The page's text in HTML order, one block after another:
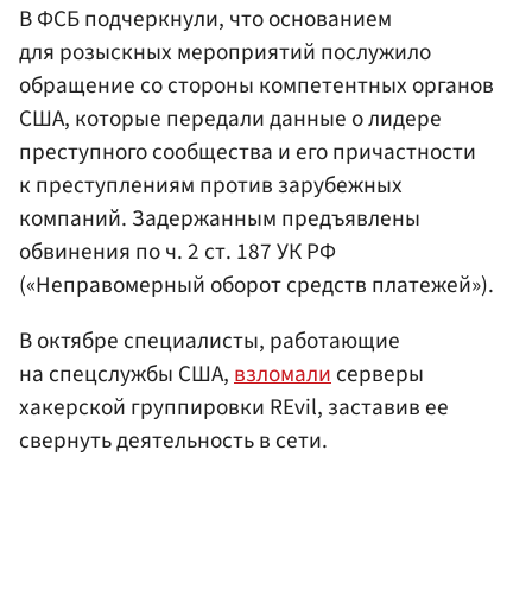
В ФСБ подчеркнули, что основанием
для розыскных мероприятий послужило
обращение со стороны компетентных органов
США, которые передали данные о лидере
преступного сообщества и его причастности
к преступлениям против зарубежных
компаний. Задержанным предъявлены
обвинения по ч. 2 ст. 187 УК РФ
(«Неправомерный оборот средств платежей»).
В октябре специалисты, работающие
на спецслужбы США,взломалисерверы
хакерской группировки REvil, заставив ее
свернуть деятельность в сети.